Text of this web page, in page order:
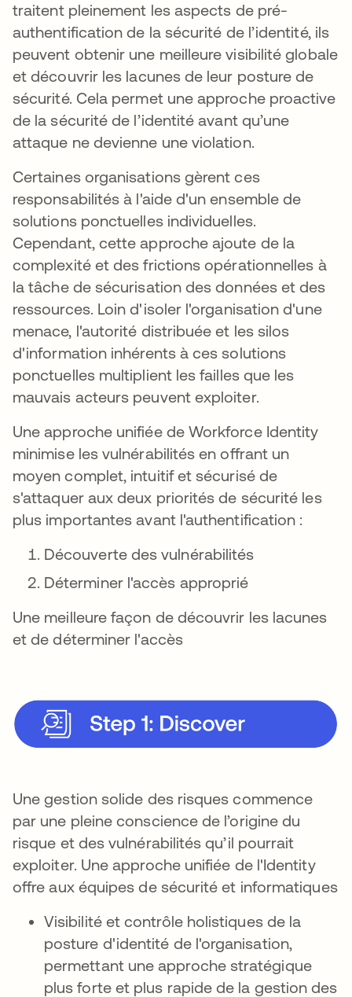
traitent pleinement les aspects de pré-
authentification de la sécurité de l’identité, ils
peuvent obtenir une meilleure visibilité globale
et découvrir les lacunes de leur posture de
sécurité. Cela permet une approche proactive
de la sécurité de l’identité avant qu’une
attaque ne devienne une violation.
Certaines organisations gèrent ces
responsabilités à l'aide d'un ensemble de
solutions ponctuelles individuelles.
Cependant, cette approche ajoute de la
complexité et des frictions opérationnelles à
la tâche de sécurisation des données et des
ressources. Loin d'isoler l'organisation d'une
menace, l'autorité distribuée et les silos
d'information inhérents à ces solutions
ponctuelles multiplient les failles que les
mauvais acteurs peuvent exploiter.
Une approche unifiée de Workforce Identity
minimise les vulnérabilités en offrant un
moyen complet, intuitif et sécurisé de
s'attaquer aux deux priorités de sécurité les
plus importantes avant l'authentification :
Découverte des vulnérabilités
Déterminer l'accès approprié
Une meilleure façon de découvrir les lacunes
et de déterminer l'accès
Une gestion solide des risques commence
par une pleine conscience de l’origine du
risque et des vulnérabilités qu’il pourrait
exploiter. Une approche unifiée de l'Identity
offre aux équipes de sécurité et informatiques
Visibilité et contrôle holistiques de la
posture d'identité de l'organisation,
permettant une approche stratégique
plus forte et plus rapide de la gestion des